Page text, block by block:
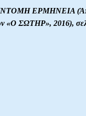
ΕΡΜΗΝΕΙΑ
«Ο ΣΩΤΗΡ», 2016),